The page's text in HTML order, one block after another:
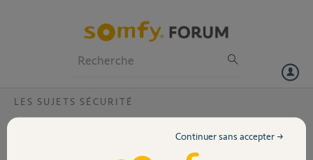
Volet
LES SUJETS SÉCURITÉ
Comment arrêter alarme après ouverture
Continuer sans accepter →